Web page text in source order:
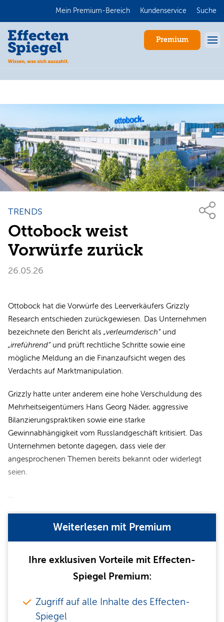
Mein Premium-Bereich Kundenservice Suche
Premium
TRENDS
Ottobock weist
Vorwürfe zurück
26.05.26
Ottobock hat die Vorwürfe des Leerverkäufers Grizzly
Research entschieden zurückgewiesen. Das Unternehmen
bezeichnete den Bericht als „verleumderisch“und
„irreführend“und prüft rechtliche Schritte sowie eine
mögliche Meldung an die Finanzaufsicht wegen des
Verdachts auf Marktmanipulation.
Grizzly hatte unter anderem eine hohe Verschuldung des
Mehrheitseigentümers Hans Georg Näder, aggressive
Bilanzierungspraktiken sowie eine starke
Gewinnabhängigkeit vom Russlandgeschäft kritisiert. Das
Unternehmen betonte dagegen, dass viele der
angesprochenen Themen bereits bekannt oder widerlegt
seien.
Weiterlesen mit Premium
Ihre exklusiven Vorteile mit Effecten-
Spiegel Premium:
Zugriff auf alle Inhalte des Effecten-
Spiegel
Anmelden